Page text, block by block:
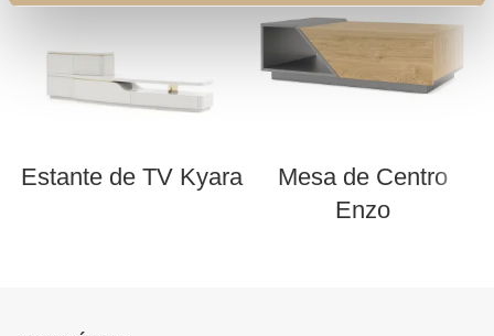
Estante de TV Kyara
Mesa de Centro
Enzo